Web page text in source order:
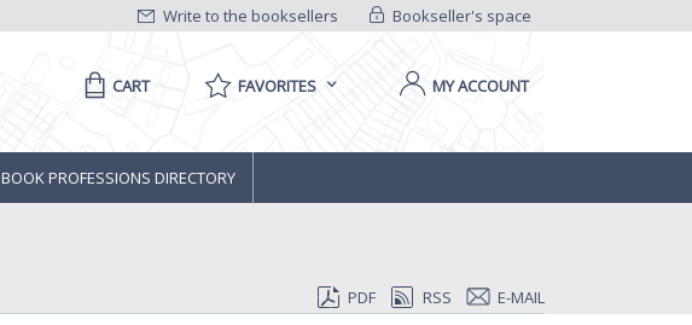
Bookseller's space
Write to the booksellers
CART FAVORITES MY ACCOUNT
BOOK PROFESSIONS DIRECTORY
PDF RSS E-MAIL